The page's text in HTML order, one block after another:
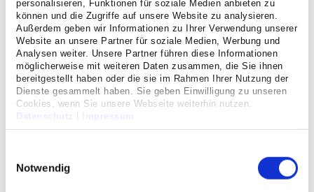
personalisieren, Funktionen für soziale Medien anbieten zu
können und die Zugriffe auf unsere Website zu analysieren.
Außerdem geben wir Informationen zu Ihrer Verwendung unserer
Website an unsere Partner für soziale Medien, Werbung und
Analysen weiter. Unsere Partner führen diese Informationen
möglicherweise mit weiteren Daten zusammen, die Sie ihnen
bereitgestellt haben oder die sie im Rahmen Ihrer Nutzung der
Dienste gesammelt haben. Sie geben Einwilligung zu unseren
Cookies, wenn Sie unsere Webseite weiterhin nutzen.
Datenschutz
Impressum
Notwendig
der Fälle genetisch bedingt. Weitere Auslöser für extremes
Schwitzen an den Händen können sowohl emotionaler wie
auch mentaler Herkunft sein.
Symptome
Es gibt nicht wenige Menschen, die, unter Anspannung
oder in unangenehmen Situationen, an den Händen
schwitzen – Opfer von übermäßigen und dauerhaften
jeder Zeit zu kämpfen. Obwohl in vielen Fällen
Schweißhände nur ein kleines Problem für die Betroffenen